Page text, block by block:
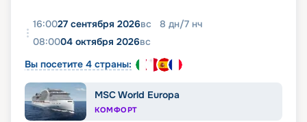
16:0027 сентября 2026вс 8 дн/7 нч
08:0004 октября 2026вс
Вы посетите 4 страны:
MSC World Europa
КОМФОРТ